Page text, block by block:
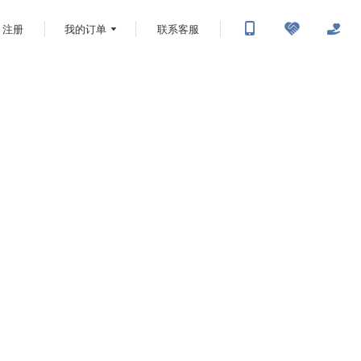
注册 我的订单 联系客服